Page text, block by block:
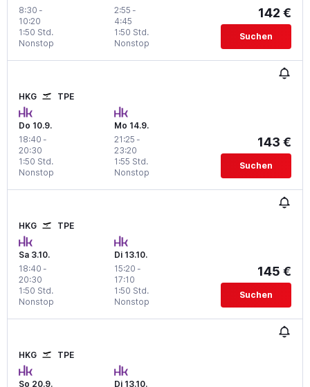
8:30 -
10:20
Nonstop
1:50 Std.
2:55 -
4:45
Nonstop
1:50 Std.
142 €
Suchen
HKG TPE
Do 10.9.
18:40 -
20:30
Nonstop
1:50 Std.
Mo 14.9.
21:25 -
23:20
Nonstop
1:55 Std.
143 €
Suchen
HKG TPE
Sa 3.10.
18:40 -
20:30
Nonstop
1:50 Std.
Di 13.10.
15:20 -
17:10
Nonstop
1:50 Std.
145 €
Suchen
HKG TPE
So 20.9.
Di 13.10.